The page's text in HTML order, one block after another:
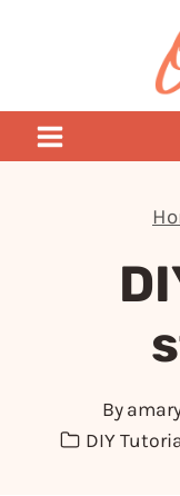
By
DIY